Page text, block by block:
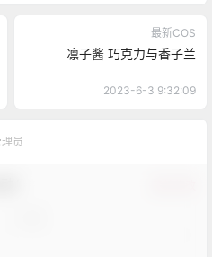
最新COS
凛子酱 巧克力与香子兰
2023-6-3 9:32:09
员